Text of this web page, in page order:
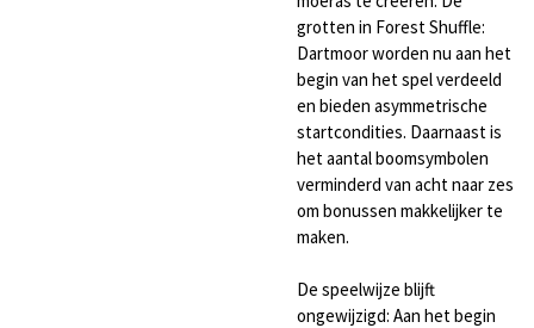
grotten in Forest Shuffle:
Dartmoor worden nu aan het
begin van het spel verdeeld
en bieden asymmetrische
startcondities. Daarnaast is
het aantal boomsymbolen
verminderd van acht naar zes
om bonussen makkelijker te
maken.
De speelwijze blijft
ongewijzigd: Aan het begin